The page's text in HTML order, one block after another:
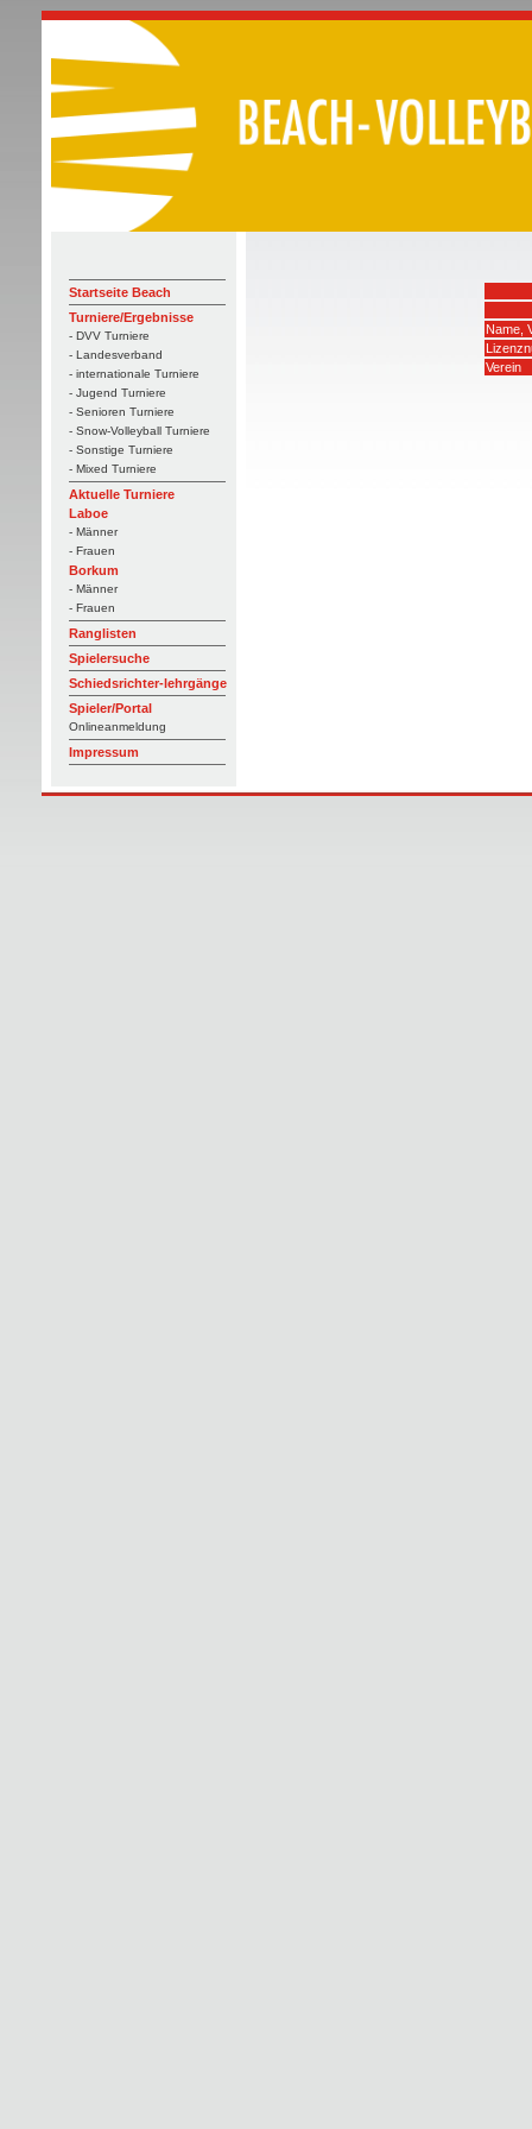
Startseite Beach
Turniere/Ergebnisse
- DVV Turniere
- Landesverband
- internationale Turniere
- Jugend Turniere
- Senioren Turniere
- Snow-Volleyball Turniere
- Sonstige Turniere
- Mixed Turniere
Aktuelle Turniere
Laboe
- Männer
- Frauen
Borkum
- Männer
- Frauen
Ranglisten
Spielersuche
Schiedsrichter-lehrgänge
Spieler/Portal
Onlineanmeldung
Impressum
Name,
Verein